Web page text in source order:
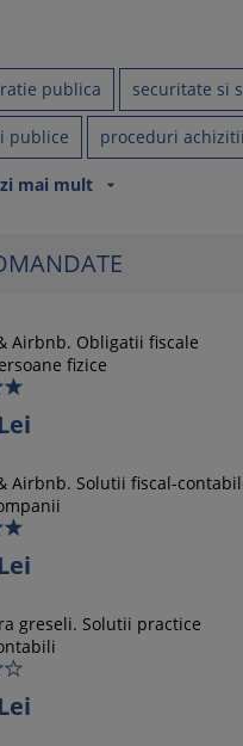
publica securitate si
publice proceduri
mai mult arrow_drop_down
Airbnb. Obligatii fiscale
fizice
Lei
Airbnb. Solutii fiscal-
Lei
greseli. Solutii practice
Lei